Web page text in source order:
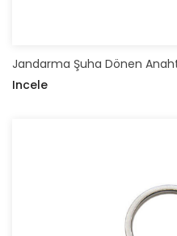
Jandarma Şuha Dönen
Incele